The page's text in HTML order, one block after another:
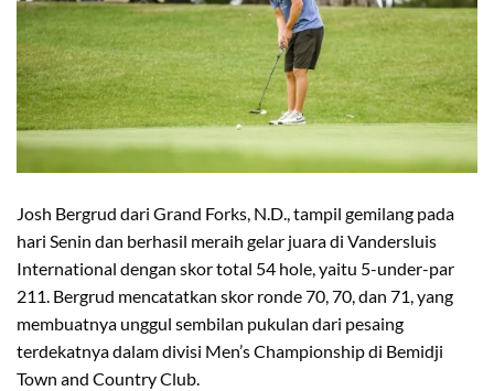
Josh Bergrud dari Grand Forks, N.D., tampil gemilang pada
hari Senin dan berhasil meraih gelar juara di Vandersluis
International dengan skor total 54 hole, yaitu 5-under-par
211. Bergrud mencatatkan skor ronde 70, 70, dan 71, yang
membuatnya unggul sembilan pukulan dari pesaing
terdekatnya dalam divisi Men’s Championship di Bemidji
Town and Country Club.